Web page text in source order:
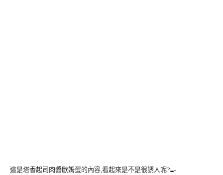
這是塔香起司肉醬歐姆蛋的內容,看起來是不是很誘人呢?🍳